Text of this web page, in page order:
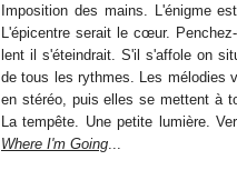
Imposition des mains. L'énigme
L'épicentre serait le cœur.
lent il s'éteindrait. S'il s'affole on
de tous les rythmes. Les mélodies
en stéréo, puis elles se mettent à
La tempête. Une petite lumière.
Where I'm Going